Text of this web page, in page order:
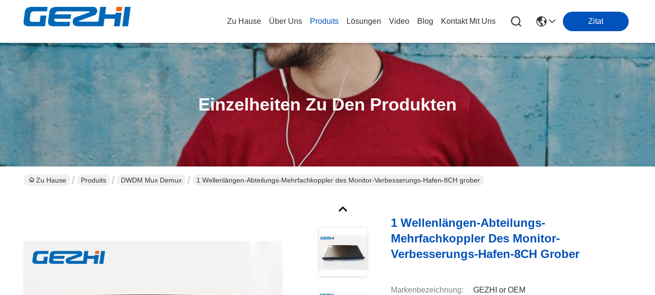
Zu Hause Über Uns Produits Lösungen Video Blog Kontakt Mit Uns Zitat
Einzelheiten Zu Den Produkten
Zu Hause Produits DWDM Mux Demux 1 Wellenlängen-Abteilungs-Mehrfachkoppler des Monitor-Verbesserungs-Hafen-8CH grober
1 Wellenlängen-Abteilungs-
Mehrfachkoppler Des Monitor-
Verbesserungs-Hafen-8CH Grober
Markenbezeichnung: GEZHI or OEM